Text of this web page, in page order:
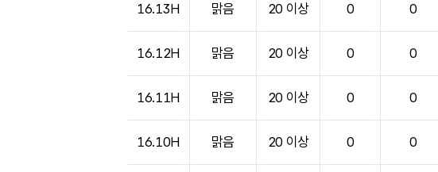
16.13H 맑음 20 이상 0 0
16.12H 맑음 20 이상 0 0
16.11H 맑음 20 이상 0 0
16.10H 맑음 20 이상 0 0